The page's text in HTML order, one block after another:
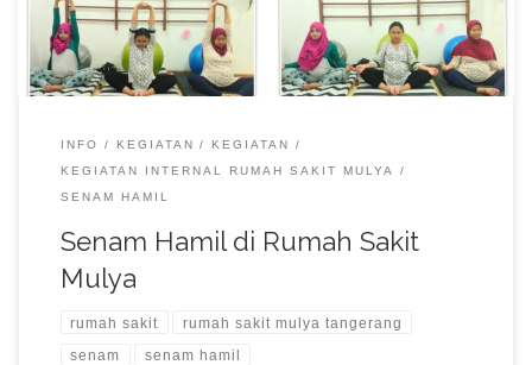
INFO KEGIATAN
KEGIATAN
KEGIATAN INTERNAL RUMAH SAKIT MULYA
SENAM HAMIL
Senam Hamil di Rumah Sakit
Mulya
rumah sakit rumah sakit mulya tangerang
senam senam hamil